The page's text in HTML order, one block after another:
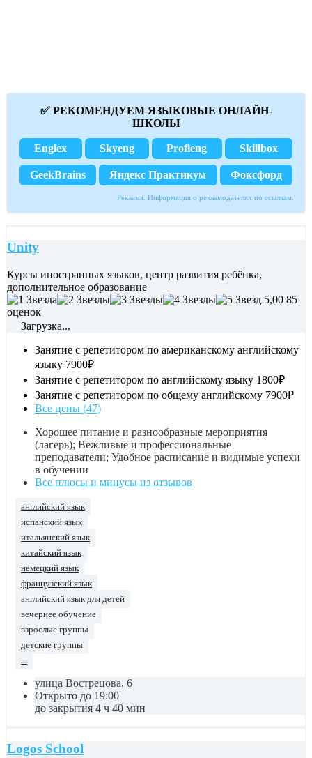
✅ РЕКОМЕНДУЕМ ЯЗЫКОВЫЕ ОНЛАЙН-
ШКОЛЫ
Englex Skyeng Profieng Skillbox
GeekBrains Яндекс Практикум Фоксфорд
Реклама. Информация о рекламодателях по ссылкам.
Unity
Курсы иностранных языков, центр развития ребёнка,
дополнительное образование
5,00 85
оценок
Загрузка...
Занятие с репетитором по американскому английскому
языку 7900₽
Занятие с репетитором по английскому языку 1800₽
Занятие с репетитором по общему английскому 7900₽
Все цены (47)
Хорошее питание и разнообразные мероприятия
(лагерь); Вежливые и профессиональные
преподаватели; Удобное расписание и видимые успехи
в обучении
Все плюсы и минусы из отзывов
английский язык
испанский язык
итальянский язык
китайский язык
немецкий язык
французский язык
английский язык для детей
вечернее обучение
взрослые группы
детские группы
улица Вострецова, 6
Открыто до 19:00
до закрытия 4 ч 40 мин
Logos School